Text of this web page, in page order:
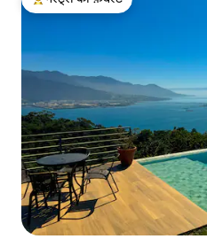
गेस्ट्स का टॉप फ़ेवरेट